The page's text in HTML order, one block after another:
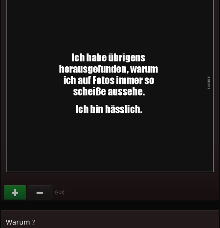
(+14)
Warum ?